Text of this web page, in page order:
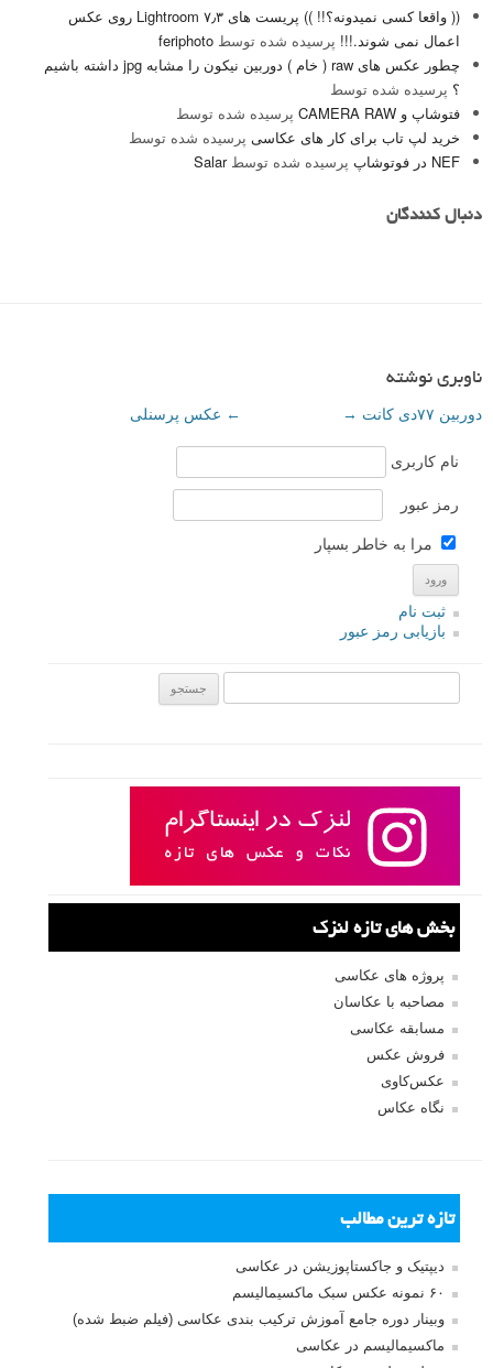
(( واقعا کسی نمیدونه؟!! )) پریست های ۷٫۳ Lightroom روی عکس
اعمال نمی شوند.!!! پرسیده شده توسط feriphoto
چطور عکس های raw ( خام ) دوربین نیکون را مشابه jpg داشته باشیم
؟ پرسیده شده توسط
فتوشاپ و CAMERA RAW
پرسیده شده توسط
خرید لپ تاب برای کار های عکاسی پرسیده شده توسط
NEF در فوتوشاپ
پرسیده شده توسطSalar
دنبال کنندگان
ناوبری نوشته
← عکس پرسنلی دوربین ۷۷دی کانت →
نام کاربری
رمز عبور
مرا به خاطر بسپار
ثبت نام
بازیابی رمز عبور
بخش های تازه لنزک
پروژه های عکاسی
مصاحبه با عکاسان
مسابقه عکاسی
فروش عکس
عکس‌کاوی
نگاه عکاس
تازه ترین مطالب
دیپتیک و جاکستا‌پوزیشن در عکاسی
۶۰ نمونه عکس سبک ماکسیمالیسم
وبینار دوره جامع آموزش ترکیب بندی عکاسی (فیلم ضبط شده)
ماکسیمالیسم در عکاسی